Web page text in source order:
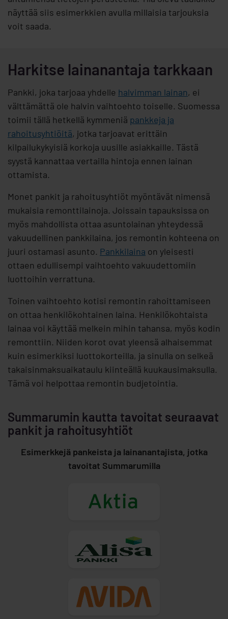
näyttää siis esimerkkien avulla millaisia tarjouksia
voit saada.
Harkitse lainanantaja tarkkaan
Pankki, joka tarjoaa yhdelle halvimman lainan, ei
välttämättä ole halvin vaihtoehto toiselle. Suomessa
toimii tällä hetkellä kymmeniä pankkeja ja
rahoitusyhtiöitä, jotka tarjoavat erittäin
kilpailukykyisiä korkoja uusille asiakkaille. Tästä
syystä kannattaa vertailla hintoja ennen lainan
ottamista.
Monet pankit ja rahoitusyhtiöt myöntävät nimensä
mukaisia remonttilainoja. Joissain tapauksissa on
myös mahdollista ottaa asuntolainan yhteydessä
vakuudellinen pankkilaina, jos remontin kohteena on
juuri ostamasi asunto. Pankkilaina on yleisesti
ottaen edullisempi vaihtoehto vakuudettomiin
luottoihin verrattuna.
Toinen vaihtoehto kotisi remontin rahoittamiseen
on ottaa henkilökohtainen laina. Henkilökohtaista
lainaa voi käyttää melkein mihin tahansa, myös kodin
remonttiin. Niiden korot ovat yleensä alhaisemmat
kuin esimerkiksi luottokorteilla, ja sinulla on selkeä
takaisinmaksuaikataulu kiinteällä kuukausimaksulla.
Tämä voi helpottaa remontin budjetointia.
Summarumin kautta tavoitat seuraavat
pankit ja rahoitusyhtiöt
Esimerkkejä pankeista ja lainanantajista, jotka
tavoitat Summarumilla